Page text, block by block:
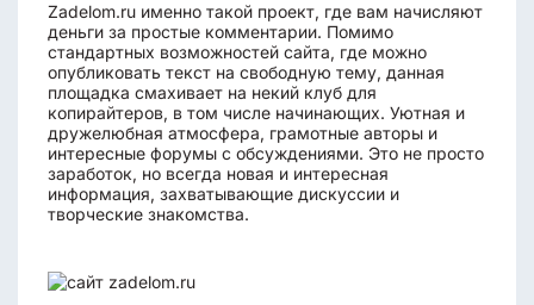
Zadelom.ru именно такой проект, где вам начисляют
деньги за простые комментарии. Помимо
стандартных возможностей сайта, где можно
опубликовать текст на свободную тему, данная
площадка смахивает на некий клуб для
копирайтеров, в том числе начинающих. Уютная и
дружелюбная атмосфера, грамотные авторы и
интересные форумы с обсуждениями. Это не просто
заработок, но всегда новая и интересная
информация, захватывающие дискуссии и
творческие знакомства.